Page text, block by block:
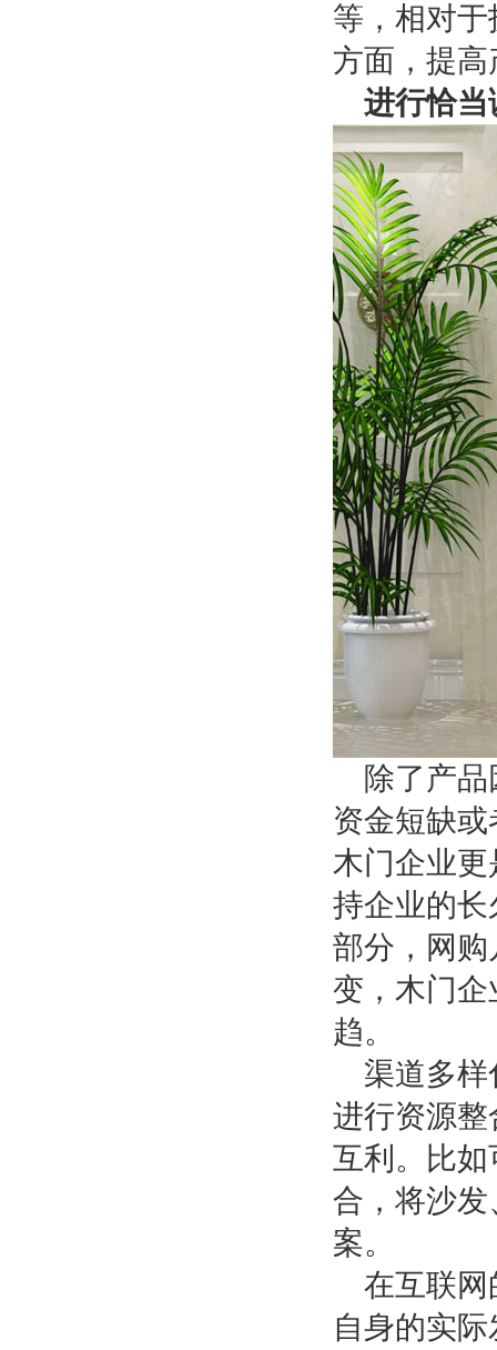
等，相对
方面，提
进行恰当
除了产
资金短缺
木门企业
持企业的
部分，网
变，木门
趋。
渠道多
进行资源
互利。比
合，将沙
案。
在互联网
自身的实